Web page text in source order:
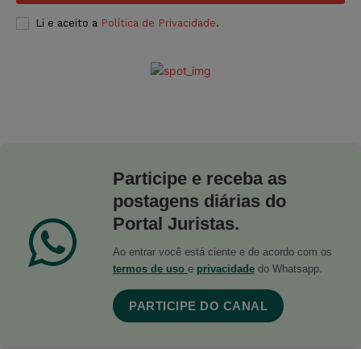
Li e aceito a Política de Privacidade.
Participe e receba as
postagens diárias do
Portal Juristas.
Ao entrar você está ciente e de acordo com os
termos de uso e privacidade do Whatsapp.
PARTICIPE DO CANAL